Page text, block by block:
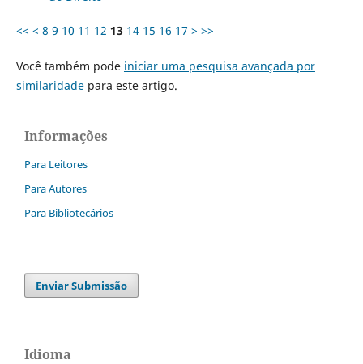
<< < 8 9 10 11 12 13 14 15 16 17 > >>
Você também pode iniciar uma pesquisa avançada por
similaridadepara este artigo.
Informações
Para Leitores
Para Autores
Para Bibliotecários
Enviar Submissão
Idioma